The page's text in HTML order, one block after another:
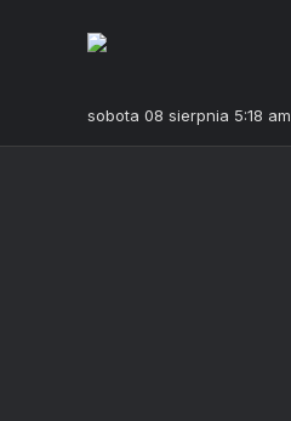
sobota 08 sierpnia 5:18 am